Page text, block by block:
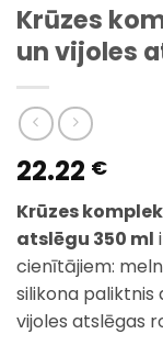
Krūzes
un vijoles
22.22 €
Krūzes
atslēgu 350 ml
cienītājiem:
silikona
vijoles atslēgas